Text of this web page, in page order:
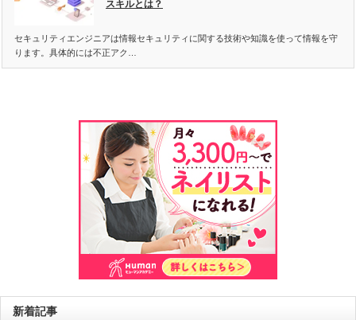
スキルとは？
セキュリティエンジニアは情報セキュリティに関する技術や知識を使って情報を守
ります。具体的には不正アク…
新着記事